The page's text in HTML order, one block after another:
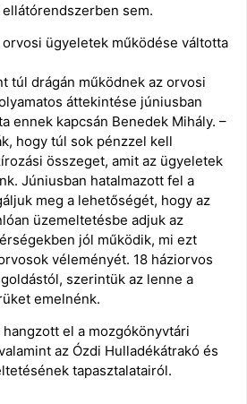
sem.
ügyeletek működése váltotta
túl drágán működnek az orvosi
áttekintése júniusban
ennek kapcsán Benedek Mihály. –
hogy túl sok pénzzel kell
összeget, amit az ügyeletek
Júniusban hatalmazott fel a
meg a lehetőségét, hogy az
üzemeltetésbe adjuk az
jól működik, mi ezt
véleményét. 18 háziorvos
szerintük az lenne a
emelnénk.
el a mozgókönyvtári
az Ózdi Hulladékátrakó és
tapasztalatairól.